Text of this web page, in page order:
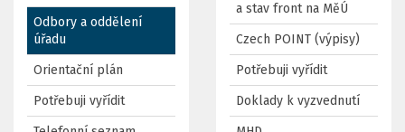
Odbory a oddělení
úřadu
Orientační plán
Potřebuji vyřídit
a stav front na MěÚ
Czech POINT (výpisy)
Potřebuji vyřídit
Doklady k vyzvednutí